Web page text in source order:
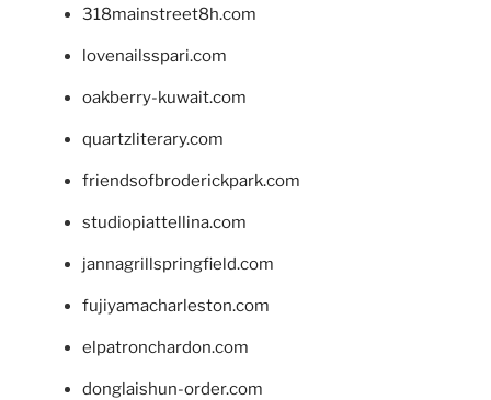
318mainstreet8h.com
lovenailsspari.com
oakberry-kuwait.com
quartzliterary.com
friendsofbroderickpark.com
studiopiattellina.com
jannagrillspringfield.com
fujiyamacharleston.com
elpatronchardon.com
donglaishun-order.com